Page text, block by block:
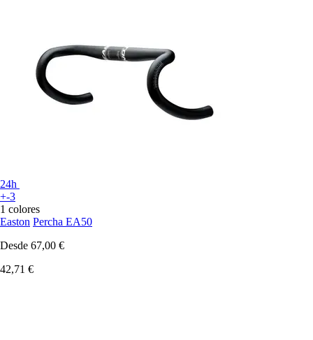
24h
+-3
1 colores
Easton Percha EA50
Desde 67,00 €
42,71 €